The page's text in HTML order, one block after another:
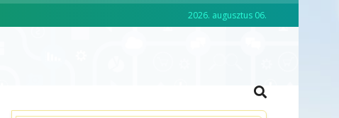
2026. augusztus 06.
VEZETŐKÉPZÉS